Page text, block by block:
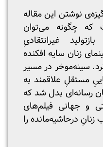
نوشتن این مقاله
که چگونه می‌توان
غیرانتقادیِ
زنان سایه افکنده
سینه‌موخر در مسیر
مستقلِ علاقمند به
رسانه‌ای بدل شد که
و جهانی فیلم‌های
در‌حاشیه‌مانده را